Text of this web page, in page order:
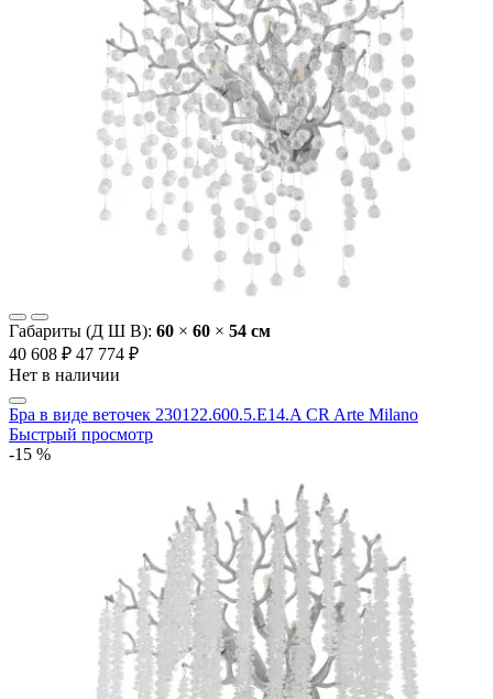
Габариты (Д Ш В): 60 × 60 × 54 cм
40 608 ₽ 47 774 ₽
Нет в наличии
Бра в виде веточек 230122.600.5.E14.A CR Arte Milano
Быстрый просмотр
-15 %